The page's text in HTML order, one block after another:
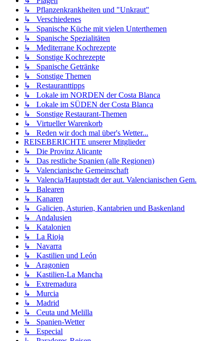
↳ Pflanzenkrankheiten und "Unkraut"
↳ Verschiedenes
↳ Spanische Küche mit vielen Unterthemen
↳ Spanische Spezialitäten
↳ Mediterrane Kochrezepte
↳ Sonstige Kochrezepte
↳ Spanische Getränke
↳ Sonstige Themen
↳ Restauranttipps
↳ Lokale im NORDEN der Costa Blanca
↳ Lokale im SÜDEN der Costa Blanca
↳ Sonstige Restaurant-Themen
↳ Virtueller Warenkorb
↳ Reden wir doch mal über's Wetter...
REISEBERICHTE unserer Mitglieder
↳ Die Provinz Alicante
↳ Das restliche Spanien (alle Regionen)
↳ Valencianische Gemeinschaft
↳ Valencia/Hauptstadt der aut. Valencianischen Gem.
↳ Balearen
↳ Kanaren
↳ Galicien, Asturien, Kantabrien und Baskenland
↳ Andalusien
↳ Katalonien
↳ La Rioja
↳ Navarra
↳ Kastilien und León
↳ Aragonien
↳ Kastilien-La Mancha
↳ Extremadura
↳ Murcia
↳ Madrid
↳ Ceuta und Melilla
↳ Spanien-Wetter
↳ Especial